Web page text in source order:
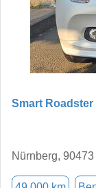
Smart Roadster
Nürnberg, 90473